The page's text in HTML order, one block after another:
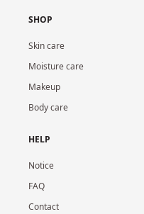
SHOP
Skin care
Moisture care
Makeup
Body care
HELP
Notice
FAQ
Contact